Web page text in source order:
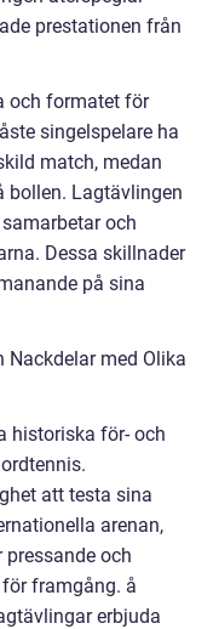
prestationen från
och formatet för
singelspelare ha
match, medan
bollen. Lagtävlingen
och
Dessa skillnader
på sina
Nackdelar med Olika
historiska för- och
att testa sina
arenan,
och
framgång. å
erbjuda